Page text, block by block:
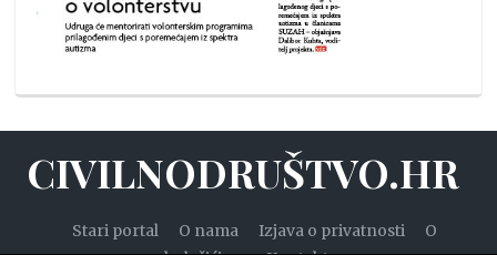
CIVILNODRUŠTVO.HR
Stari portal O nama Izjava o privatnosti
O